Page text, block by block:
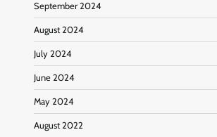
September 2024
August 2024
July 2024
June 2024
May 2024
August 2022